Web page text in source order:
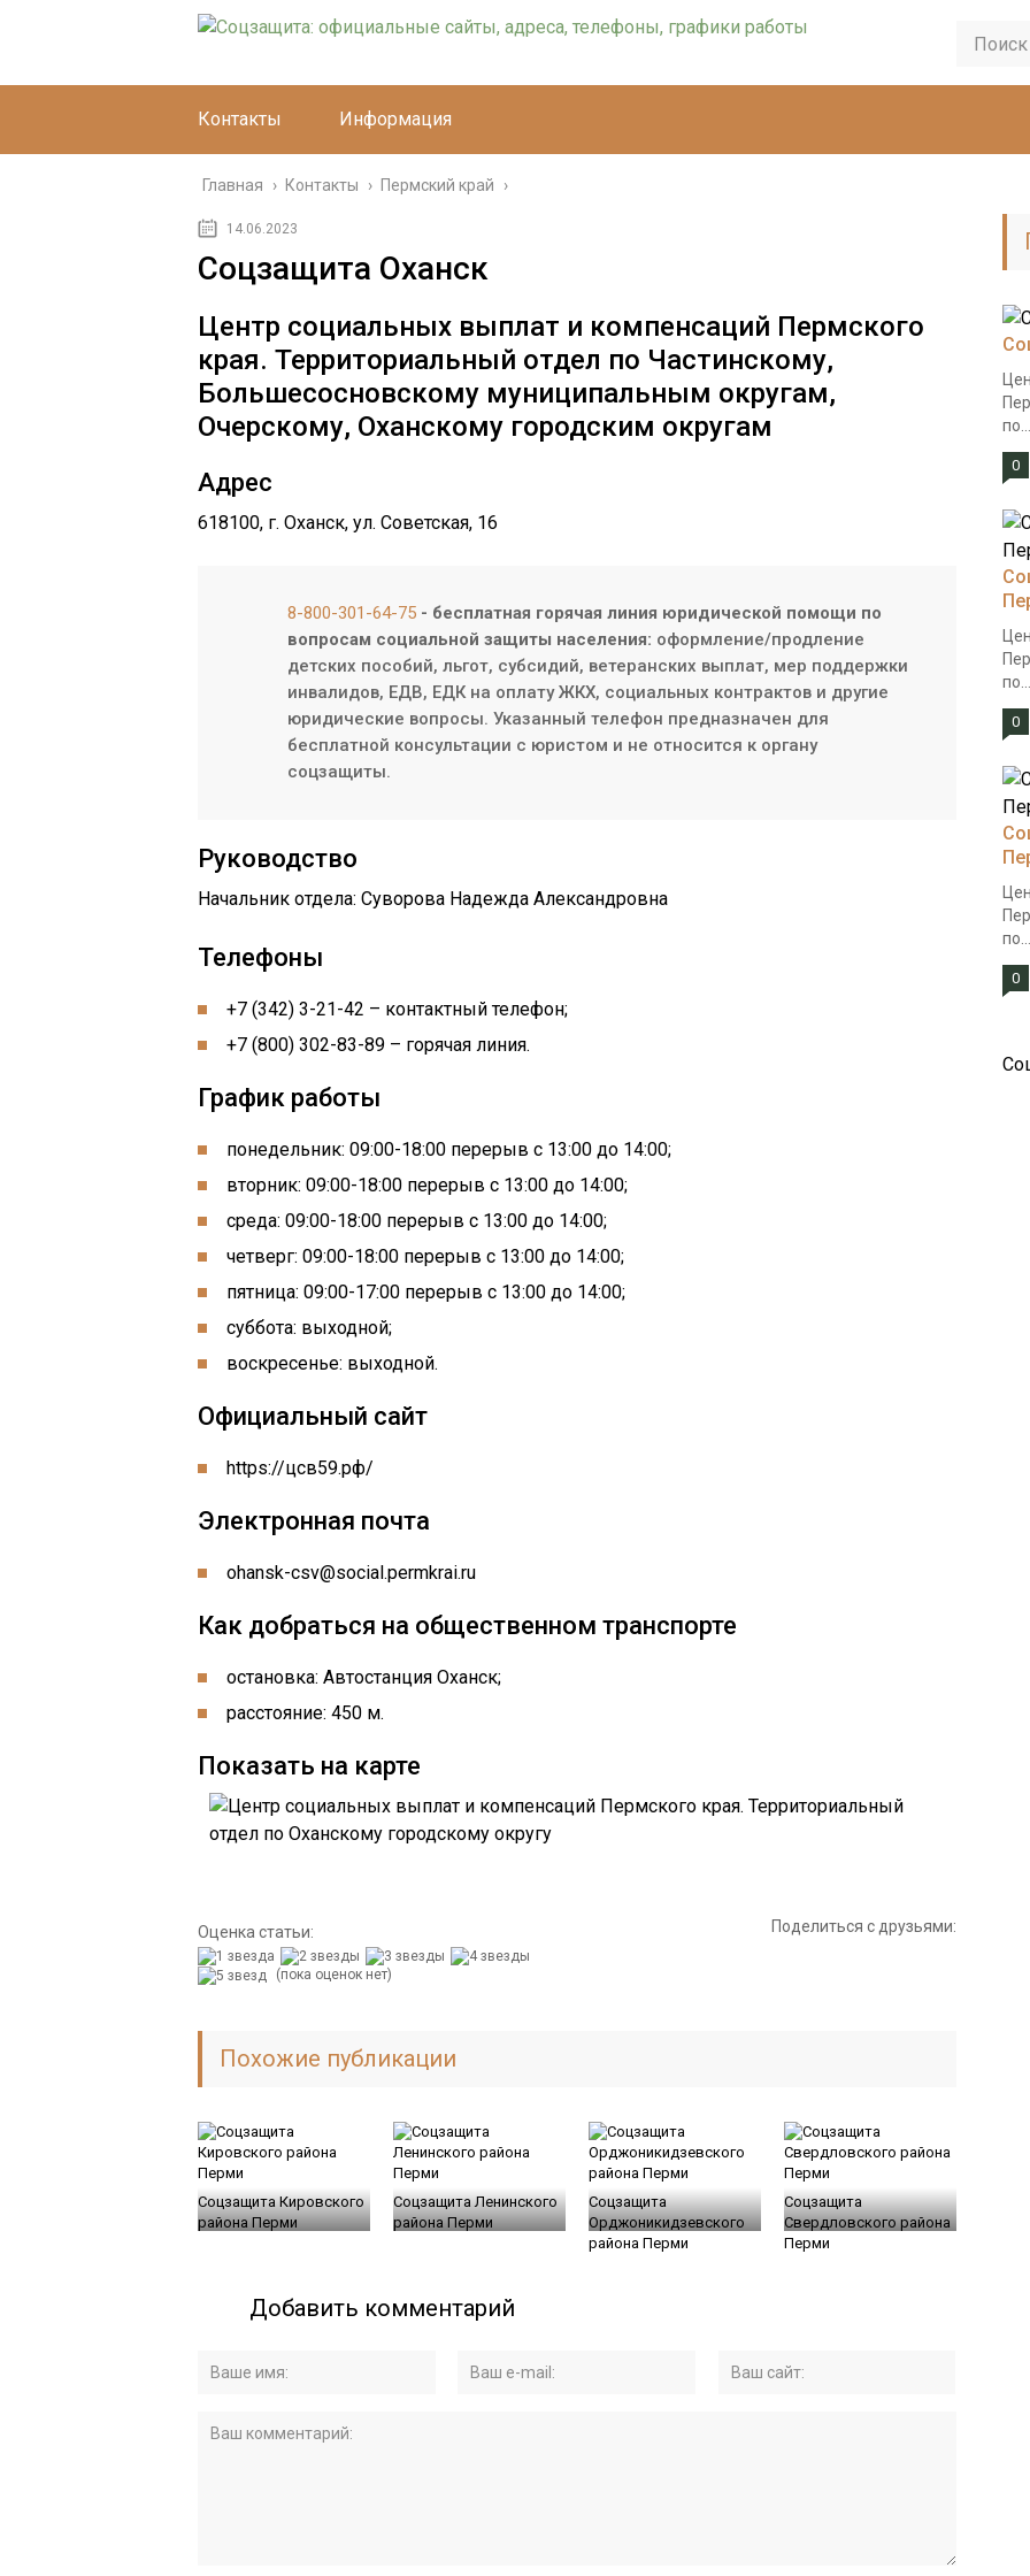
Контакты Информация
Главная › Контакты › Пермский край ›
14.06.2023
Соцзащита Оханск
Центр социальных выплат и компенсаций Пермского
края. Территориальный отдел по Частинскому,
Большесосновскому муниципальным округам,
Очерскому, Оханскому городским округам
Адрес
618100, г. Оханск, ул. Советская, 16
8-800-301-64-75 - бесплатная горячая линия юридической помощи по
вопросам социальной защиты населения: оформление/продление
детских пособий, льгот, субсидий, ветеранских выплат, мер поддержки
инвалидов, ЕДВ, ЕДК на оплату ЖКХ, социальных контрактов и другие
юридические вопросы. Указанный телефон предназначен для
бесплатной консультации с юристом и не относится к органу
соцзащиты.
Руководство
Начальник отдела: Суворова Надежда Александровна
Телефоны
+7 (342) 3-21-42 – контактный телефон;
+7 (800) 302-83-89 – горячая линия.
График работы
понедельник: 09:00-18:00 перерыв с 13:00 до 14:00;
вторник: 09:00-18:00 перерыв с 13:00 до 14:00;
среда: 09:00-18:00 перерыв с 13:00 до 14:00;
четверг: 09:00-18:00 перерыв с 13:00 до 14:00;
пятница: 09:00-17:00 перерыв с 13:00 до 14:00;
суббота: выходной;
воскресенье: выходной.
Официальный сайт
https://цсв59.рф/
Электронная почта
ohansk-csv@social.permkrai.ru
Как добраться на общественном транспорте
остановка: Автостанция Оханск;
расстояние: 450 м.
Показать на карте
Оценка статьи:
(пока оценок нет)
Поделиться с друзьями:
Похожие публикации
Соцзащита Кировского
района Перми
Соцзащита Ленинского
района Перми
Соцзащита
Орджоникидзевского
района Перми
Соцзащита
Свердловского района
Перми
Добавить комментарий
по...
0
по...
0
по...
0